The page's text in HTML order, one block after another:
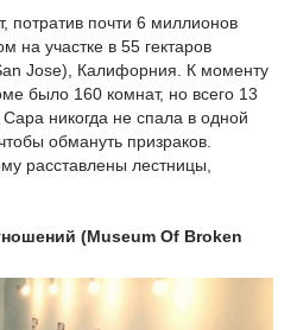
потратив почти 6 миллионов
на участке в 55 гектаров
Jose), Калифорния. К моменту
было 160 комнат, но всего 13
никогда не спала в одной
обмануть призраков.
расставлены лестницы,
(Museum Of Broken